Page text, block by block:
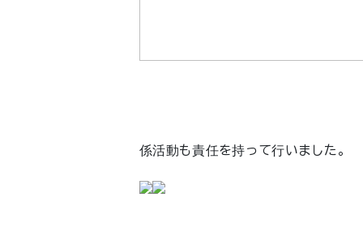
係活動も責任を持って行いました。